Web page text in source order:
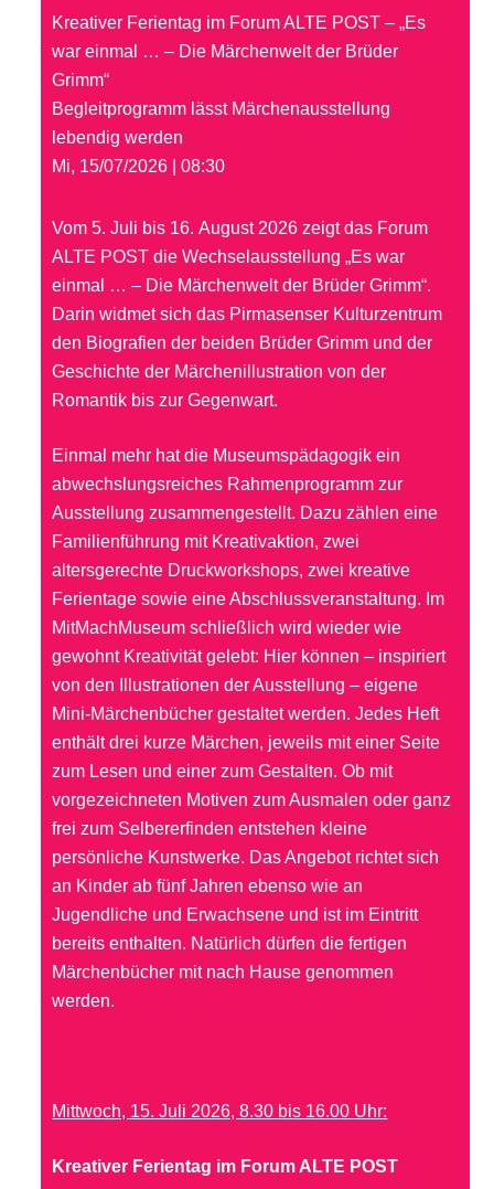
Kreativer Ferientag im Forum ALTE POST – „Es
war einmal … – Die Märchenwelt der Brüder
Grimm“
Begleitprogramm lässt Märchenausstellung
lebendig werden
Mi, 15/07/2026 | 08:30
Vom 5. Juli bis 16. August 2026 zeigt das Forum
ALTE POST die Wechsel­ausstellung „Es war
einmal … – Die Märchenwelt der Brüder Grimm“.
Darin widmet sich das Pirmasenser Kulturzentrum
den Biografien der beiden Brüder Grimm und der
Geschichte der Märchenillustration von der
Romantik bis zur Gegenwart.
Einmal mehr hat die Museumspädagogik ein
abwechslungsreiches Rahmen­programm zur
Ausstellung zusammengestellt. Dazu zählen eine
Familienführung mit Kreativaktion, zwei
altersgerechte Druckworkshops, zwei kreative
Ferientage sowie eine Abschlussveranstaltung. Im
MitMachMuseum schließlich wird wieder wie
gewohnt Kreativität gelebt: Hier können – inspiriert
von den Illustrationen der Ausstellung – eigene
Mini-Märchenbücher gestaltet werden. Jedes Heft
enthält drei kurze Märchen, jeweils mit einer Seite
zum Lesen und einer zum Gestalten. Ob mit
vorgezeichneten Motiven zum Ausmalen oder ganz
frei zum Selbererfinden entstehen kleine
persönliche Kunstwerke. Das Angebot richtet sich
an Kinder ab fünf Jahren ebenso wie an
Jugendliche und Erwachsene und ist im Eintritt
bereits enthalten. Natürlich dürfen die fertigen
Märchenbücher mit nach Hause genommen
werden.
Mittwoch, 15. Juli 2026, 8.30 bis 16.00 Uhr:
Kreativer Ferientag im Forum ALTE POST